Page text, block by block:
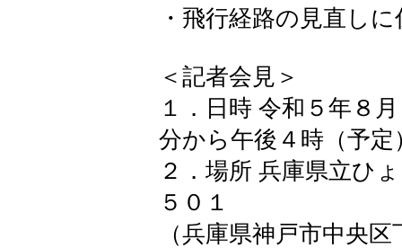
・飛行経路の見直し
＜記者会見＞
１．日時 令和５年８
分から午後４時（予定
２．場所 兵庫県立ひ
５０１
（兵庫県神戸市中央